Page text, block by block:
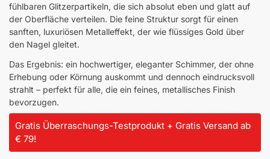
fühlbaren Glitzerpartikeln, die sich absolut eben und glatt auf
der Oberfläche verteilen. Die feine Struktur sorgt für einen
sanften, luxuriösen Metalleffekt, der wie flüssiges Gold über
den Nagel gleitet.
Das Ergebnis: ein hochwertiger, eleganter Schimmer, der ohne
Erhebung oder Körnung auskommt und dennoch eindrucksvoll
strahlt – perfekt für alle, die ein feines, metallisches Finish
bevorzugen.
Gratis Überraschungs-Testprodukt + Gratis Versand ab
€ 79!